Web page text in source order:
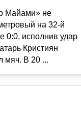
Майами» не
на 32-й
0:0, исполнив удар
Кристиян
мяч. В 20 ...